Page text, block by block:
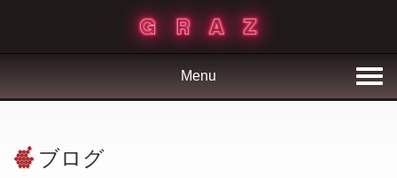
Menu
ブログ